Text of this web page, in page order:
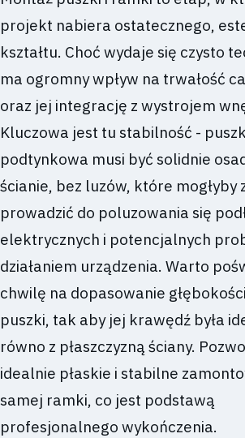
projekt nabiera ostatecznego,
kształtu. Choć wydaje się czysto
ma ogromny wpływ na trwałość
oraz jej integrację z wystrojem
Kluczowa jest tu stabilność -
podtynkowa musi być solidnie
ścianie, bez luzów, które mogłyby
prowadzić do poluzowania się
elektrycznych i potencjalnych
działaniem urządzenia. Warto
chwilę na dopasowanie
puszki, tak aby jej krawędź była
równo z płaszczyzną ściany.
idealnie płaskie i stabilne
samej ramki, co jest podstawą
profesjonalnego wykończenia.